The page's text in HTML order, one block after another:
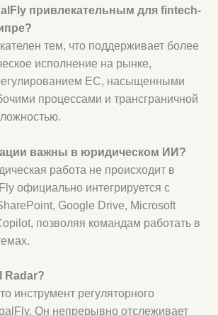
привлекательным для fintech-
тем, что поддерживает более
исполнение на рынке,
ЕС, насыщенными
процессами и трансграничной
важны в юридическом ИИ?
работа не происходит в
официально интегрируется с
Google Drive, Microsoft
позволяя командам работать в
Radar?
инструмент регуляторного
Он непрерывно отслеживает